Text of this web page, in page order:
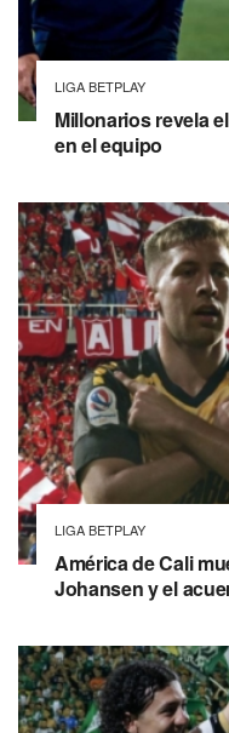
LIGA BETPLAY
Millonarios revela
en el equipo
LIGA BETPLAY
América de Cali
Johansen y el